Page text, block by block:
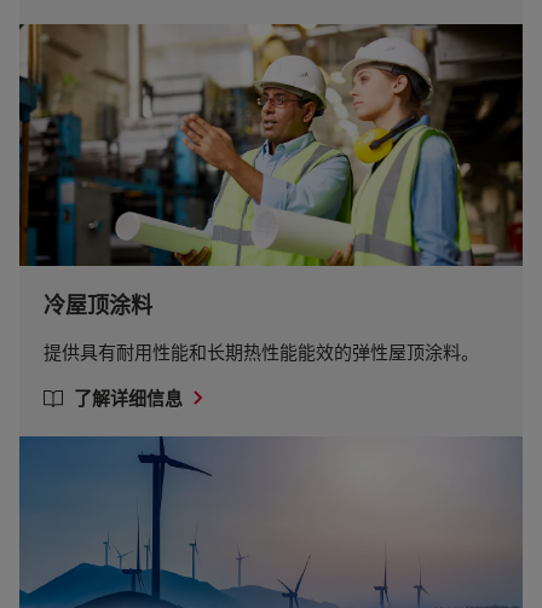
冷屋顶涂料
提供具有耐用性能和长期热性能能效的弹性屋顶涂料。
了解详细信息